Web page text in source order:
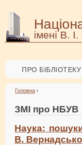
імені В.
ПРО БІБЛІОТЕКУ
Головна ›
ЗМІ про НБУВ
Наука: пошуки
В.